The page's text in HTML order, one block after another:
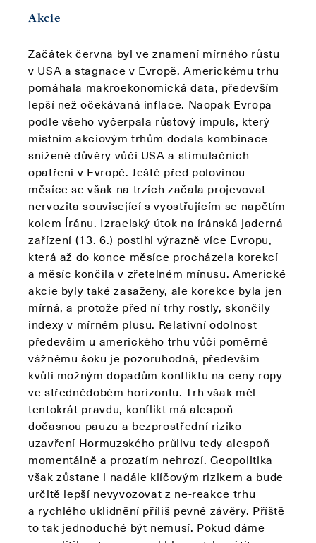
Akcie
Začátek června byl ve znamení mírného růstu
v USA a stagnace v Evropě. Americkému trhu
pomáhala makroekonomická data, především
lepší než očekávaná inflace. Naopak Evropa
podle všeho vyčerpala růstový impuls, který
místním akciovým trhům dodala kombinace
snížené důvěry vůči USA a stimulačních
opatření v Evropě. Ještě před polovinou
měsíce se však na trzích začala projevovat
nervozita související s vyostřujícím se napětím
kolem Íránu. Izraelský útok na íránská jaderná
zařízení (13. 6.) postihl výrazně více Evropu,
která až do konce měsíce procházela korekcí
a měsíc končila v zřetelném mínusu. Americké
akcie byly také zasaženy, ale korekce byla jen
mírná, a protože před ní trhy rostly, skončily
indexy v mírném plusu. Relativní odolnost
především u amerického trhu vůči poměrně
vážnému šoku je pozoruhodná, především
kvůli možným dopadům konfliktu na ceny ropy
ve střednědobém horizontu. Trh však měl
tentokrát pravdu, konflikt má alespoň
dočasnou pauzu a bezprostřední riziko
uzavření Hormuzského průlivu tedy alespoň
momentálně a prozatím nehrozí. Geopolitika
však zůstane i nadále klíčovým rizikem a bude
určitě lepší nevyvozovat z ne-reakce trhu
a rychlého uklidnění příliš pevné závěry. Příště
to tak jednoduché být nemusí. Pokud dáme